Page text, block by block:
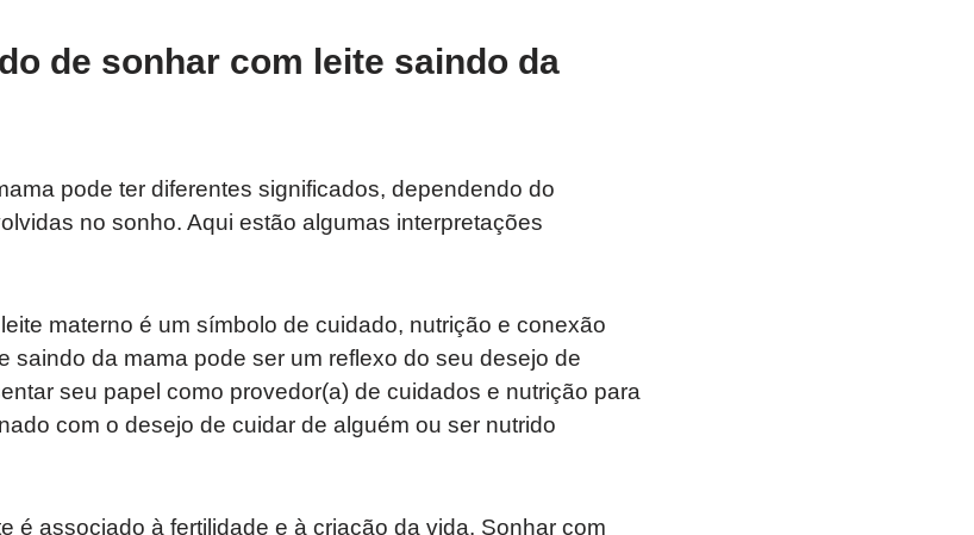
de sonhar com leite saindo da
pode ter diferentes significados, dependendo do
no sonho. Aqui estão algumas interpretações
materno é um símbolo de cuidado, nutrição e conexão
saindo da mama pode ser um reflexo do seu desejo de
seu papel como provedor(a) de cuidados e nutrição para
com o desejo de cuidar de alguém ou ser nutrido
é associado à fertilidade e à criação da vida. Sonhar com